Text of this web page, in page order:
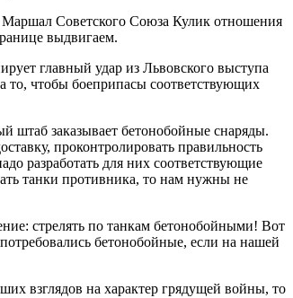
Советского Союза Кулик отношения
выдвигаем.
главный удар из Львовского выступа
то, чтобы боеприпасы соответствующих
штаб заказывает бетонобойные снаряды.
проконтролировать правильность
разработать для них соответствующие
танки противника, то нам нужны не
стрелять по танкам бетонобойными! Вот
бетонобойные, если на нашей
взглядов на характер грядущей войны, то